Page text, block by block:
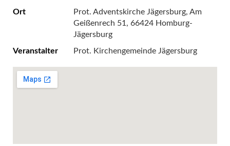
Ort
Prot. Adventskirche Jägersburg, Am
Geißenrech 51, 66424 Homburg-
Jägersburg
Veranstalter
Prot. Kirchengemeinde Jägersburg